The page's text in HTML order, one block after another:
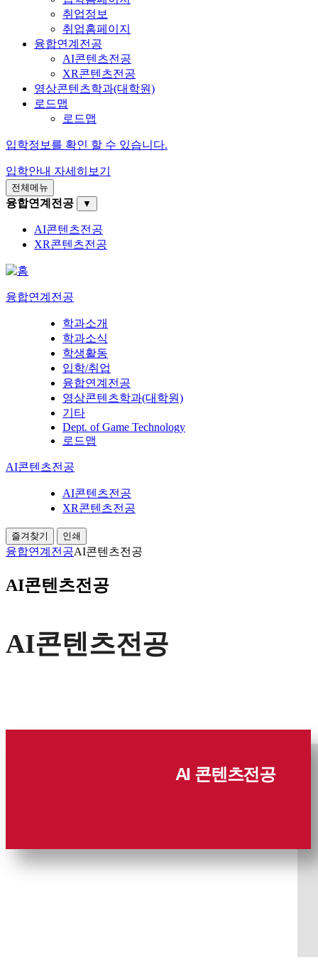
취업정보
취업홈페이지
융합연계전공
AI콘텐츠전공
XR콘텐츠전공
영상콘텐츠학과(대학원)
로드맵
로드맵
입학정보를 확인 할 수 있습니다.
입학안내 자세히보기
전체메뉴
융합연계전공 ▼
AI콘텐츠전공
XR콘텐츠전공
융합연계전공
학과소개
학과소식
학생활동
입학/취업
융합연계전공
영상콘텐츠학과(대학원)
기타
Dept. of Game Technology
로드맵
AI콘텐츠전공
AI콘텐츠전공
XR콘텐츠전공
즐겨찾기 인쇄
융합연계전공AI콘텐츠전공
AI콘텐츠전공
AI콘텐츠전공
AI 콘텐츠전공